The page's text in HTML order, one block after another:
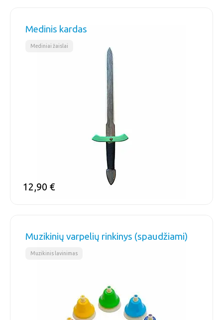
Medinis kardas
Mediniai žaislai
12,90 €
Muzikinių varpelių rinkinys (spaudžiami)
Muzikinis lavinimas